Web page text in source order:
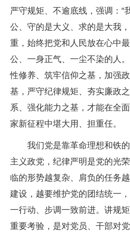
严守规矩、不逾底线，强调：“
公、守的是大义、求的是大我
重，始终把党和人民放在心中
公、一身正气、一尘不染的人
性修养、筑牢信仰之基，加强
基，严守纪律规矩、夯实廉政
系、强化能力之基，才能在全
家新征程中堪大用、担重任。
我们党是靠革命理想和铁的
主义政党，纪律严明是党的光
临的形势越复杂、肩负的任务
建设，越要维护党的团结统一
一行动、步调一致前进。讲规
重要考验，是对党员、干部对